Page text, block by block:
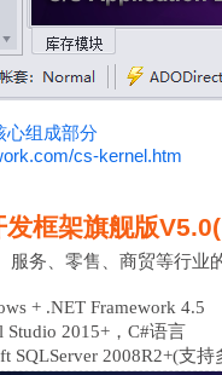
心组成部分
cs-kernel.htm
发框架旗舰版
服务、零售、商贸等行业
+ .NET Framework 4.5
Studio 2015+，C#语言
SQLServer 2008R2+(支